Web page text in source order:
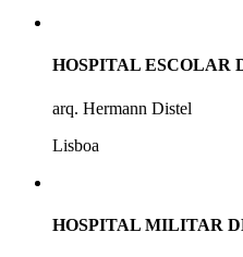
HOSPITAL ESCOLAR
arq. Hermann Distel
Lisboa
HOSPITAL MILITAR